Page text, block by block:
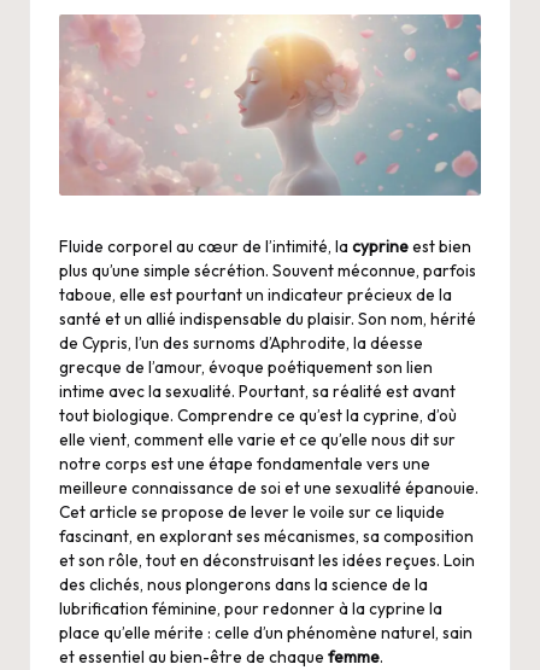
Fluide corporel au cœur de l’intimité, la cyprineest bien
plus qu’une simple sécrétion. Souvent méconnue, parfois
taboue, elle est pourtant un indicateur précieux de la
santé et un allié indispensable du plaisir. Son nom, hérité
de Cypris, l’un des surnoms d’Aphrodite, la déesse
grecque de l’amour, évoque poétiquement son lien
intime avec la sexualité. Pourtant, sa réalité est avant
tout biologique. Comprendre ce qu’est la cyprine, d’où
elle vient, comment elle varie et ce qu’elle nous dit sur
notre corps est une étape fondamentale vers une
meilleure connaissance de soi et une sexualité épanouie.
Cet article se propose de lever le voile sur ce liquide
fascinant, en explorant ses mécanismes, sa composition
et son rôle, tout en déconstruisant les idées reçues. Loin
des clichés, nous plongerons dans la science de la
lubrification féminine, pour redonner à la cyprine la
place qu’elle mérite : celle d’un phénomène naturel, sain
et essentiel au bien-être de chaque femme.